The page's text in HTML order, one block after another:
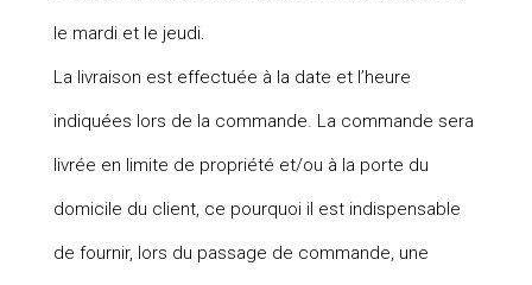
le mardi et le jeudi.
La livraison est effectuée à la date et l’heure
indiquées lors de la commande. La commande sera
livrée en limite de propriété et/ou à la porte du
domicile du client, ce pourquoi il est indispensable
de fournir, lors du passage de commande, une